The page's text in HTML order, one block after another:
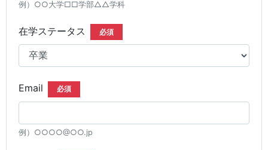
例）○○大学□□学部△△学科
在学ステータス 必須
Email 必須
例）○○○○@○○.jp